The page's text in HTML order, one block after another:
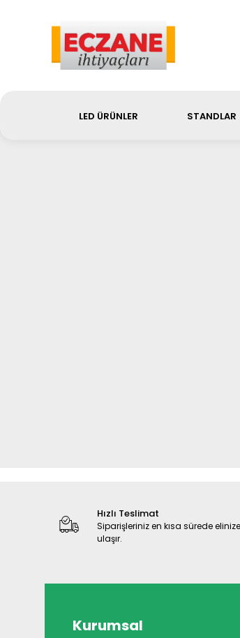
LED ÜRÜNLER STANDLAR
Hızlı Teslimat
Siparişleriniz en kısa sürede elinize
ulaşır.
Kurumsal